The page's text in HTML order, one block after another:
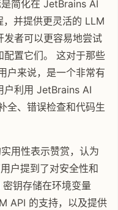
简化在 JetBrains AI
并提供更灵活的 LLM
者可以更容易地尝试
配置它们。 这对于那些
户来说，是一个非常有
户利用 JetBrains AI
全、错误检查和代码生
用性表示赞赏，认为
户提到了对安全性和
钥存储在环境变量
API 的支持，以及提供